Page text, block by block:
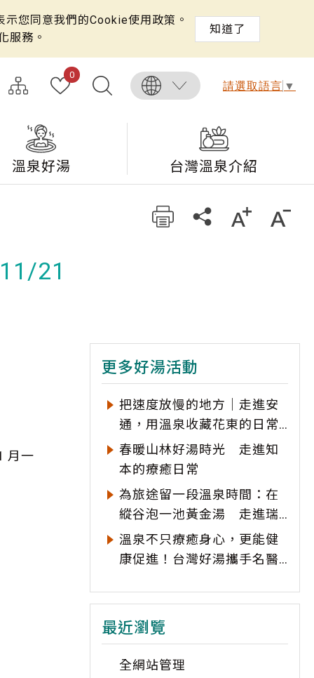
您同意我們的Cookie使用政策。
服務。
知道了
0
請選取語言 ▼
溫泉好湯 台灣溫泉介紹
21
月一
更多好湯活動
把速度放慢的地方｜走進安
通，用溫泉收藏花東的日常
風景
春暖山林好湯時光 走進知
本的療癒日常
為旅途留一段溫泉時間：在
縱谷泡一池黃金湯 走進瑞
穗的慢活日常
溫泉不只療癒身心，更能健
康促進！台灣好湯攜手名醫
最近瀏覽
全網站管理